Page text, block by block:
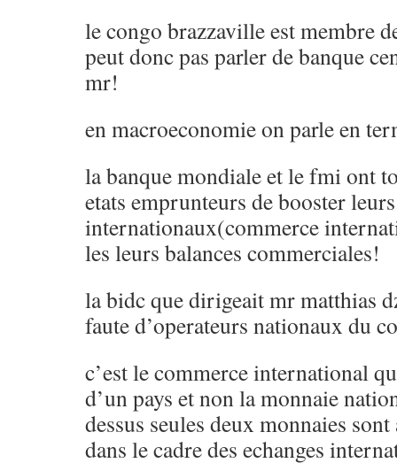
le congo brazzaville est membre
peut donc pas parler de banque
mr!
en macroeconomie on parle en
la banque mondiale et le fmi ont
etats emprunteurs de booster
internationaux(commerce
les leurs balances commerciales!
la bidc que dirigeait mr matthias
faute d’operateurs nationaux du
c’est le commerce international
d’un pays et non la monnaie
dessus seules deux monnaies
dans le cadre des echanges